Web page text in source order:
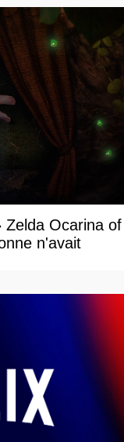
Zelda Ocarina of
n'avait